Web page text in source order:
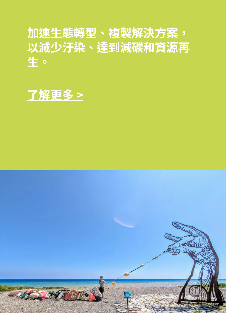
加速生態轉型、複製解決方案，
以減少汙染、達到減碳和資源再
生。
了解更多 >